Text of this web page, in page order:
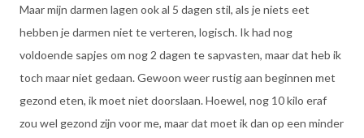
Maar mijn darmen lagen ook al 5 dagen stil, als je niets eet
hebben je darmen niet te verteren, logisch. Ik had nog
voldoende sapjes om nog 2 dagen te sapvasten, maar dat heb ik
toch maar niet gedaan. Gewoon weer rustig aan beginnen met
gezond eten, ik moet niet doorslaan. Hoewel, nog 10 kilo eraf
zou wel gezond zijn voor me, maar dat moet ik dan op een minder